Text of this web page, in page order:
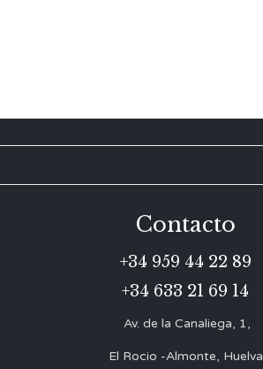
Contacto
+34 959 44 22 89
+34 633 21 69 14
Av. de la Canaliega, 1,
El Rocio -Almonte, Huelva